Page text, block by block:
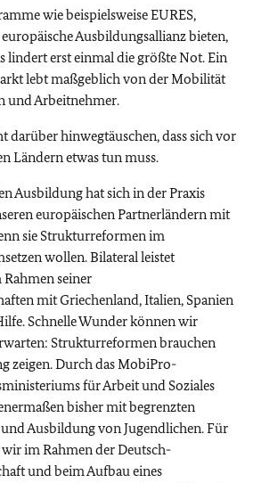
wie beispielsweise EURES,
Ausbildungsallianz bieten,
lindert erst einmal die größte Not. Ein
lebt maßgeblich von der Mobilität
und Arbeitnehmer.
darüber hinwegtäuschen, dass sich vor
Ländern etwas tun muss.
Ausbildung hat sich in der Praxis
europäischen Partnerländern mit
sie Strukturreformen im
wollen. Bilateral leistet
seiner
mit Griechenland, Italien, Spanien
Schnelle Wunder können wir
Strukturreformen brauchen
zeigen. Durch das MobiPro-
für Arbeit und Soziales
bisher mit begrenzten
Ausbildung von Jugendlichen. Für
im Rahmen der Deutsch-
und beim Aufbau eines